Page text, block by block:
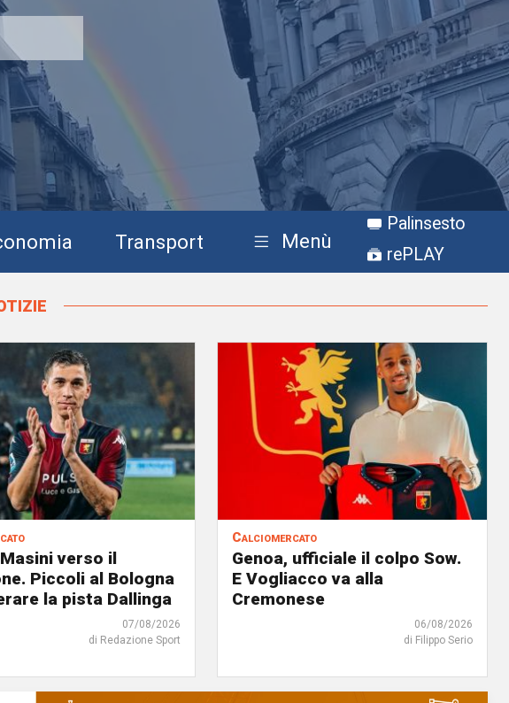
Transport Menù
Palinsesto
rePLAY
verso il
Piccoli al Bologna
la pista Dallinga
07/08/2026
di Redazione Sport
Calciomercato
Genoa, ufficiale il colpo Sow.
E Vogliacco va alla
Cremonese
06/08/2026
di Filippo Serio